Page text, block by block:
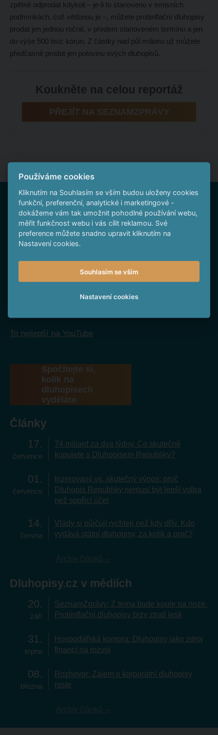
zpětně odprodat kdykoli – je-li to stanoveno v emisních
podmínkách, což většinou je –, můžete protiinflační dluhopisy
prodat jen jednou ročně, v předem stanoveném termínu a jen
do výše 500 tisíc korun. Z částky nad půl milionu už můžete
předčasně prodat jen polovinu svých dluhopisů.
Koukněte na celou reportáž
PŘEJÍT NA SEZNAMZPRÁVY
Nepropásněte
Sledujte nás na Facebooku
To nejlepší na YouTube
Spočítejte si,
kolik na
dluhopisech
vyděláte
Články
17
července
74 miliard za dva týdny. Co skutečně
kupujete s Dluhopisem Republiky?
01
července
Inzerovaný vs. skutečný výnos: proč
Dluhopis Republiky nemusí být lepší volba
než spořicí účet
14
června
Vlády si půjčují rychleji než kdy dřív. Kdo
vydává státní dluhopisy, za kolik a proč?
Dluhopisy.cz v médiích
20
září
SeznamZprávy: Z terna bude koule na noze.
Protiinflační dluhopisy brzy ztratí lesk
31
srpna
Hospodářská komora: Dluhopisy jako zdroj
financí na rozvoj
08
března
Rozhovor: Zájem o korporátní dluhopisy
roste
Používáme cookies
Kliknutím na Souhlasím se vším budou uloženy cookies
funkční, preferenční, analytické i marketingové -
dokážeme vám tak umožnit pohodlné používání webu,
měřit funkčnost webu i vás cílit reklamou. Své
preference můžete snadno upravit kliknutím na
Nastavení cookies.
Souhlasím se vším
Nastavení cookies